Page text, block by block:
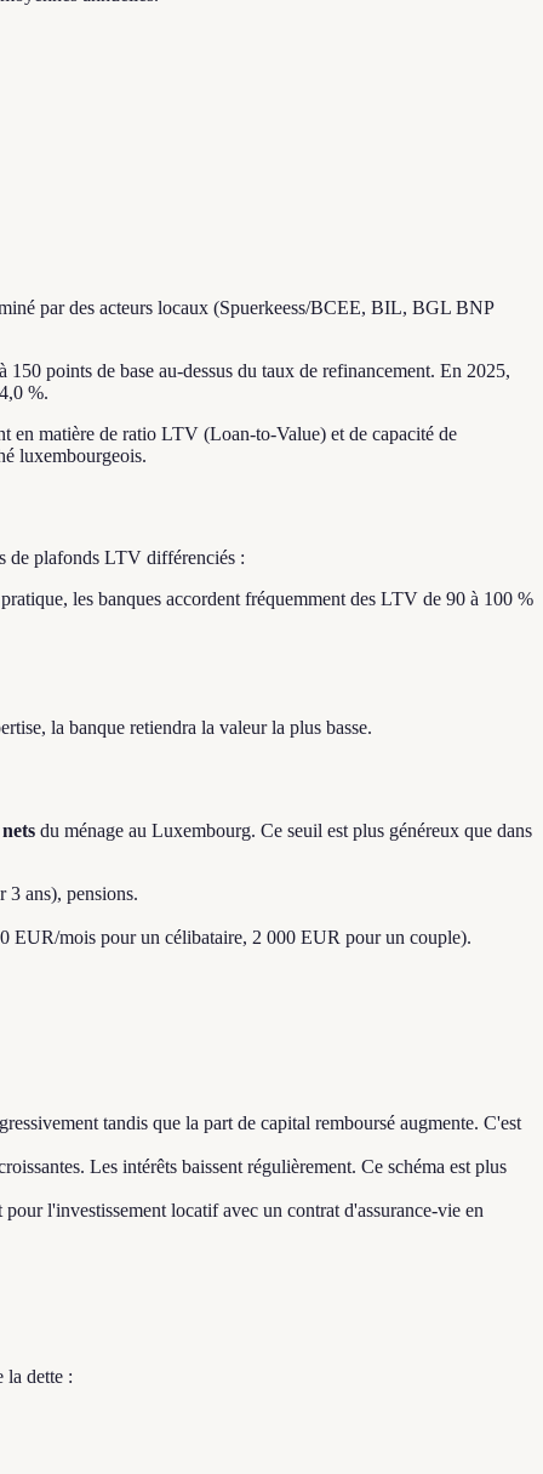
par des acteurs locaux (Spuerkeess/BCEE, BIL, BGL BNP
150 points de base au-dessus du taux de refinancement. En 2025,
%.
en matière de ratio LTV (Loan-to-Value) et de capacité de
luxembourgeois.
de plafonds LTV différenciés :
les banques accordent fréquemment des LTV de 90 à 100 %
la banque retiendra la valeur la plus basse.
du ménage au Luxembourg. Ce seuil est plus généreux que dans
3 ans), pensions.
EUR/mois pour un célibataire, 2 000 EUR pour un couple).
tandis que la part de capital remboursé augmente. C'est
Les intérêts baissent régulièrement. Ce schéma est plus
l'investissement locatif avec un contrat d'assurance-vie en
la dette :